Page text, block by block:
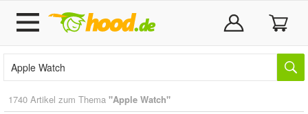
1740 Artikel zum Thema "Apple Watch"